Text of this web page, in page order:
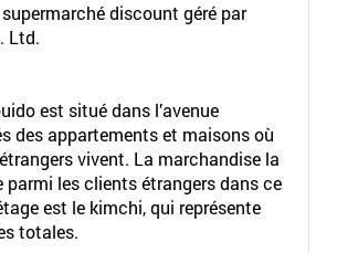
discount géré par
Ltd.
est situé dans l’avenue
des appartements et maisons où
vivent. La marchandise la
parmi les clients étrangers dans ce
est le kimchi, qui représente
totales.